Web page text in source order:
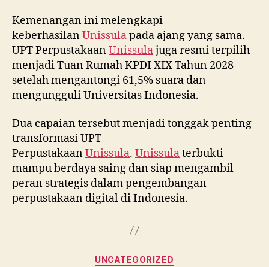
Kemenangan ini melengkapi
keberhasilanUnissulapada ajang yang sama.
UPT PerpustakaanUnissulajuga resmi terpilih
menjadi Tuan Rumah KPDI XIX Tahun 2028
setelah mengantongi 61,5% suara dan
mengungguli Universitas Indonesia.
Dua capaian tersebut menjadi tonggak penting
transformasi UPT
PerpustakaanUnissula. Unissulaterbukti
mampu berdaya saing dan siap mengambil
peran strategis dalam pengembangan
perpustakaan digital di Indonesia.
Categories
UNCATEGORIZED